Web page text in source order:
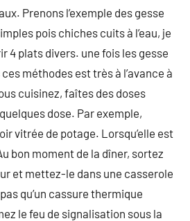
Prenons l’exemple des gesse
pois chiches cuits à l’eau, je
4 plats divers. une fois les gesse
méthodes est très à l’avance à
cuisinez, faîtes des doses
dose. Par exemple,
vitrée de potage. Lorsqu’elle est
bon moment de la dîner, sortez
et mettez-le dans une casserole
qu’un cassure thermique
le feu de signalisation sous la